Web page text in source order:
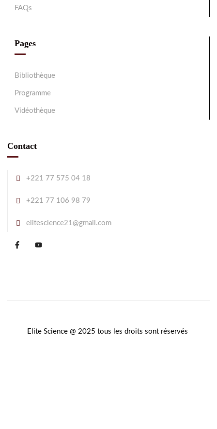
FAQs
Pages
Bibliothèque
Programme
Vidéothèque
Contact
+221 77 575 04 18
+221 77 106 98 79
elitescience21@gmail.com
Elite Science @ 2025 tous les droits sont réservés